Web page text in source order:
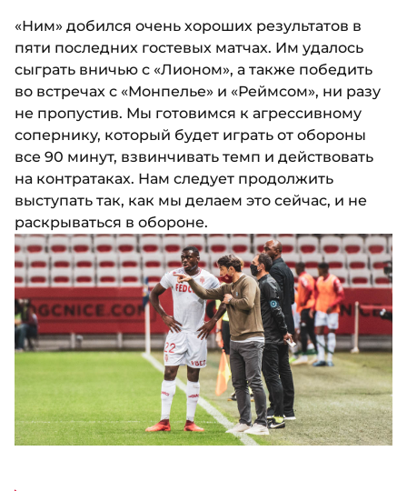
«Ним» добился очень хороших результатов в
пяти последних гостевых матчах. Им удалось
сыграть вничью с «Лионом», а также победить
во встречах с «Монпелье» и «Реймсом», ни разу
не пропустив. Мы готовимся к агрессивному
сопернику, который будет играть от обороны
все 90 минут, взвинчивать темп и действовать
на контратаках. Нам следует продолжить
выступать так, как мы делаем это сейчас, и не
раскрываться в обороне.